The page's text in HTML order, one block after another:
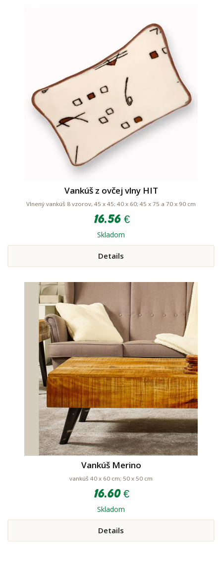
Vankúš z ovčej vlny HIT
Vlnený vankúš 8 vzorov, 45 x 45; 40 x 60; 45 x 75 a 70 x 90 cm
16.56 €
Skladom
Details
Vankúš Merino
vankúš 40 x 60 cm; 50 x 50 cm
16.60 €
Skladom
Details